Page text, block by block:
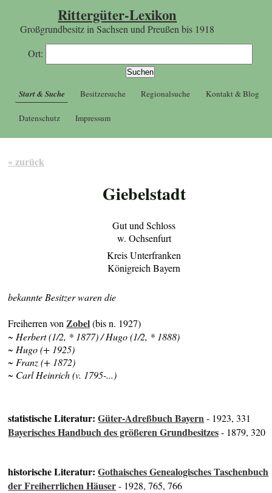
Rittergüter-Lexikon
Großgrundbesitz in Sachsen und Preußen bis 1918
Ort:
Start & Suche Besitzersuche Regionalsuche Kontakt & Blog
Datenschutz Impressum
« zurück
Giebelstadt
Gut und Schloss
w. Ochsenfurt
Kreis Unterfranken
Königreich Bayern
bekannte Besitzer waren die
Freiherren von Zobel(bis n. 1927)
~ Herbert (1/2, * 1877) / Hugo (1/2, * 1888)
~ Hugo (+ 1925)
~ Franz (+ 1872)
~ Carl Heinrich (v. 1795-...)
statistische Literatur:Güter-Adreßbuch Bayern- 1923, 331
Bayerisches Handbuch des größeren Grundbesitzes- 1879, 320
historische Literatur:Gothaisches Genealogisches Taschenbuch
der Freiherrlichen Häuser- 1928, 765, 766